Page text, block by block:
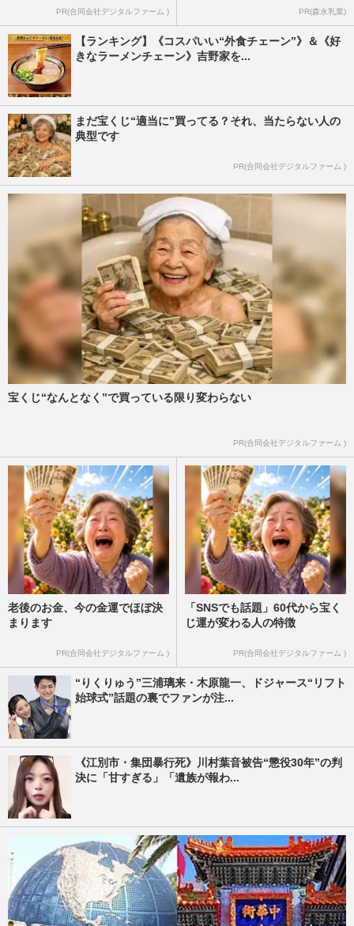
PR(合同会社デジタルファーム ) PR(森永乳業)
【ランキング】《コスパいい“外食チェーン”》＆《好
きなラーメンチェーン》吉野家を...
まだ宝くじ“適当に”買ってる？それ、当たらない人の
典型です
PR(合同会社デジタルファーム )
宝くじ“なんとなく”で買っている限り変わらない
PR(合同会社デジタルファーム )
老後のお金、今の金運でほぼ決
まります
PR(合同会社デジタルファーム )
「SNSでも話題」60代から宝く
じ運が変わる人の特徴
PR(合同会社デジタルファーム )
“りくりゅう”三浦璃来・木原龍一、ドジャース“リフト
始球式”話題の裏でファンが注...
《江別市・集団暴行死》川村葉音被告“懲役30年”の判
決に「甘すぎる」「遺族が報わ...